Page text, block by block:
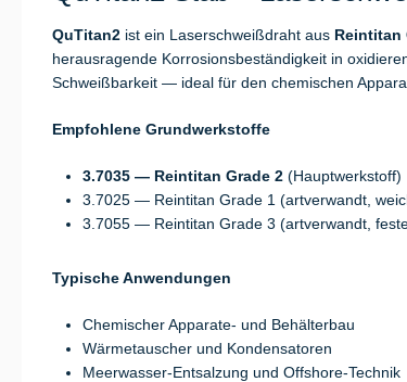
QuTitan2 ist ein Laserschweißdraht aus Reintitan
herausragende Korrosionsbeständigkeit in
Schweißbarkeit — ideal für den chemischen
Empfohlene Grundwerkstoffe
3.7035 — Reintitan Grade 2 (Hauptwerkstoff)
3.7025 — Reintitan Grade 1 (artverwandt,
3.7055 — Reintitan Grade 3 (artverwandt,
Typische Anwendungen
Chemischer Apparate- und Behälterbau
Wärmetauscher und Kondensatoren
Meerwasser-Entsalzung und Offshore-Technik